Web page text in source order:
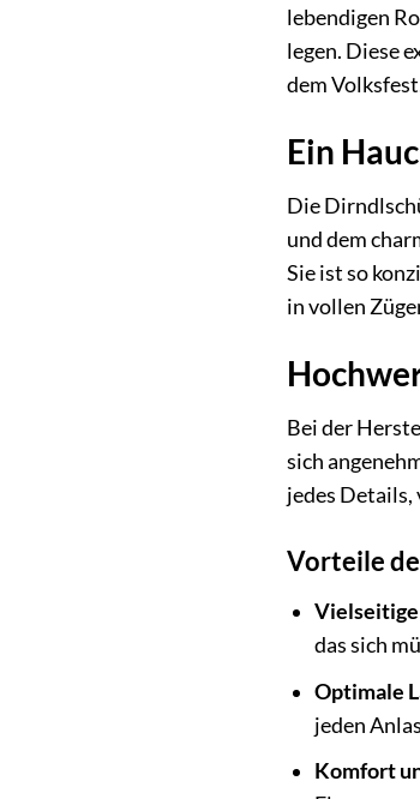
lebendigen
legen. Diese
dem
Ein
Die
und dem
Sie ist so
in vollen
Bei der
sich
jedes Details,
Vorteile
das sich
Optimale
jeden
Komfort